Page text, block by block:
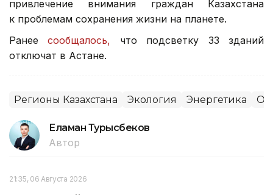
привлечение внимания граждан Казахстана
к проблемам сохранения жизни на планете.
Ранеесообщалось, что подсветку 33 зданий
отключат в Астане.
Регионы Казахстана Экология Энергетика
Еламан Турысбеков
Автор
21:35, 06 Августа 2026